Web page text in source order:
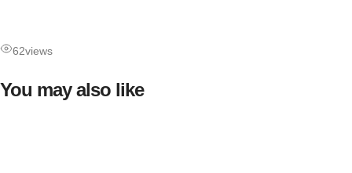
62views
You may also like